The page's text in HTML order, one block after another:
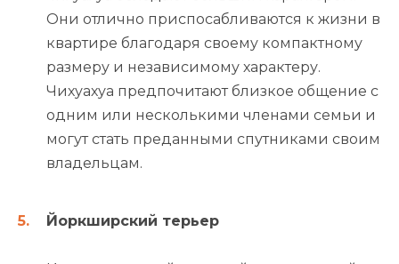
Они отлично приспосабливаются к жизни в
квартире благодаря своему компактному
размеру и независимому характеру.
Чихуахуа предпочитают близкое общение с
одним или несколькими членами семьи и
могут стать преданными спутниками своим
владельцам.
Йоркширский терьер